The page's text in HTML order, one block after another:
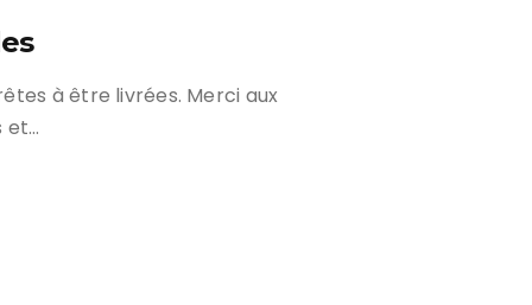
à être livrées. Merci aux
et…